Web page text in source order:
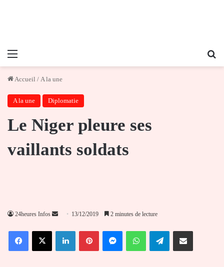
Menu
Accueil / A la une
A la une Diplomatie
Le Niger pleure ses
vaillants soldats
24heures Infos
Envoyer
courriel
13/12/2019 2 minutes de lecture
FacebookX LinkedinPinterestMessengerWhatsAppTelegramPartager par email